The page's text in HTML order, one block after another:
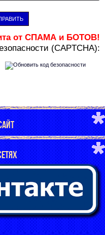
от СПАМА и БОТОВ!
(CAPTCHA):